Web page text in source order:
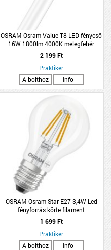
OSRAM Osram Value T8 LED fénycső
16W 1800lm 4000K melegfehér
120cm
2 199 Ft
Praktiker
A bolthoz
Info
OSRAM Osram Star E27 3,4W Led
fényforrás körte filament
1 699 Ft
Praktiker
A bolthoz
Info